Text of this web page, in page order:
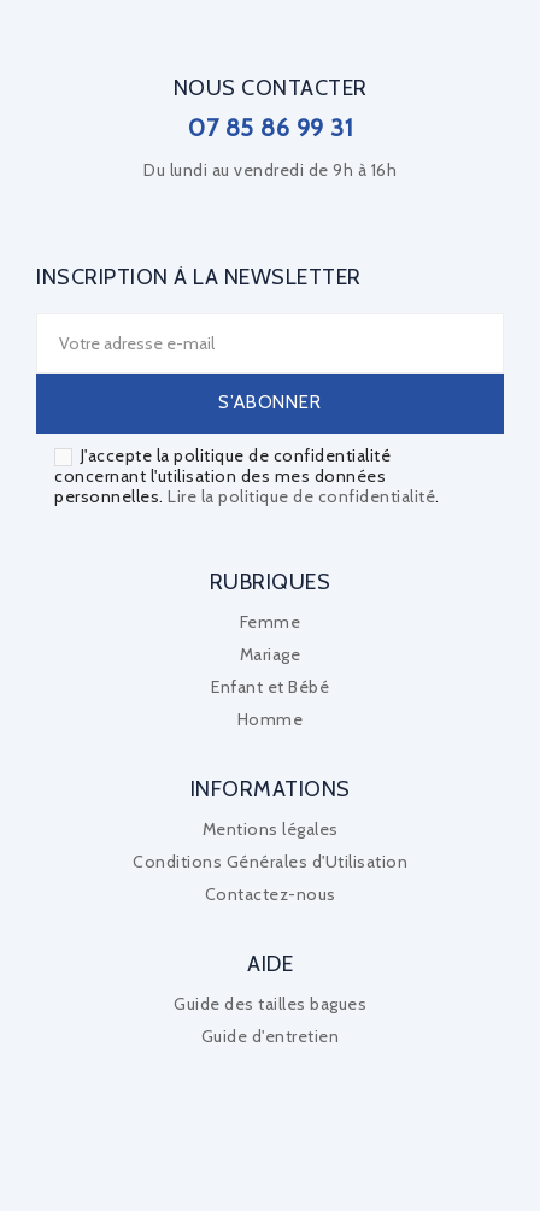
NOUS CONTACTER
07 85 86 99 31
Du lundi au vendredi de 9h à 16h
INSCRIPTION À LA NEWSLETTER
J'accepte la politique de confidentialité
concernant l'utilisation des mes données
personnelles. Lire la politique de confidentialité.
RUBRIQUES
Femme
Mariage
Enfant et Bébé
Homme
INFORMATIONS
Mentions légales
Conditions Générales d'Utilisation
Contactez-nous
AIDE
Guide des tailles bagues
Guide d'entretien